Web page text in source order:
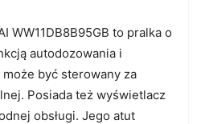
WW11DB8B95GB to pralka o
autodozowania i
być sterowany za
Posiada też wyświetlacz
obsługi. Jego atut